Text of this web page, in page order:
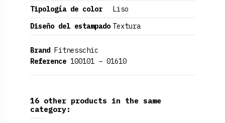
Tipología de color
Liso
Diseño del estampado Textura
Brand
Fitnesschic
Reference 100101 – 01610
16 other products in the same
category: